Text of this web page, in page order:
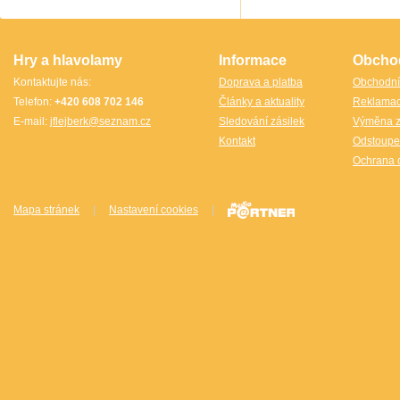
Hry a hlavolamy
Kontaktujte nás:
Telefon: +420 608 702 146
E-mail: jflejberk@seznam.cz
Informace
Doprava a platba
Články a aktuality
Sledování zásilek
Kontakt
Výměna
Ochrana
Mapa stránek Nastavení cookies